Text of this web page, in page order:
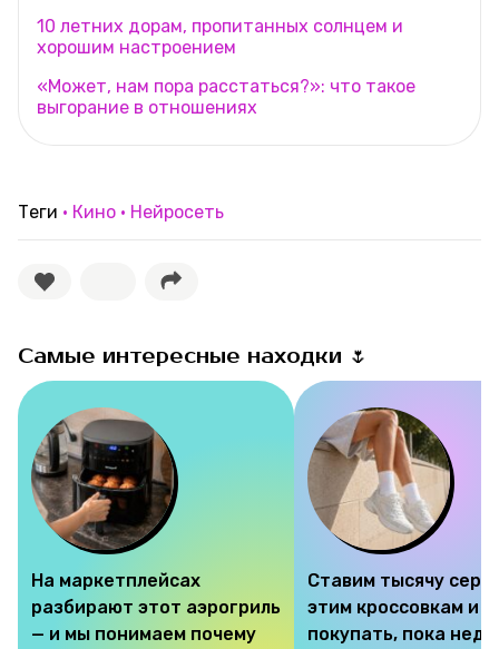
10 летних дорам, пропитанных солнцем и
хорошим настроением
«Может, нам пора расстаться?»: что такое
выгорание в отношениях
Теги Кино Нейросеть
Самые интересные находки 🌷
На маркетплейсах
разбирают этот аэрогриль
— и мы понимаем почему
Ставим тысячу
этим кроссовкам и
покупать, пока